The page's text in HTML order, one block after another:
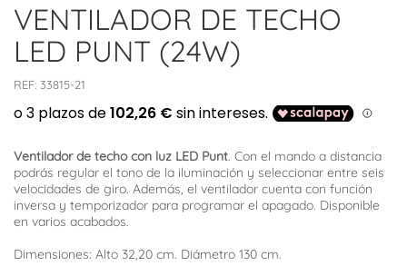
VENTILADOR DE TECHO
LED PUNT (24W)
REF: 33815-21
Ventilador de techo con luz LED Punt. Con el mando a distancia
podrás regular el tono de la iluminación y seleccionar entre seis
velocidades de giro. Además, el ventilador cuenta con función
inversa y temporizador para programar el apagado. Disponible
en varios acabados.
Dimensiones: Alto 32,20 cm. Diámetro 130 cm.